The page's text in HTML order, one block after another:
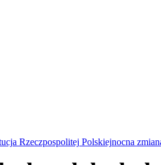
Rzeczpospolitej Polskiejnocna